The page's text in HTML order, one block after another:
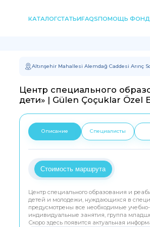
КАТАЛОГСТАТЬИFAQSПОМОЩЬ
Altınşehir Mahallesi Alemdağ Caddesi Arınç
Центр специального
дети» | Gülen Çoçuklar Özel
Описание Специалисты
Стоимость маршрута
Центр специального образования и
детей и молодежи, нуждающихся в
предусмотрены все необходимые
индивидуальные занятия, группа
Скоро здесь появится актуальная